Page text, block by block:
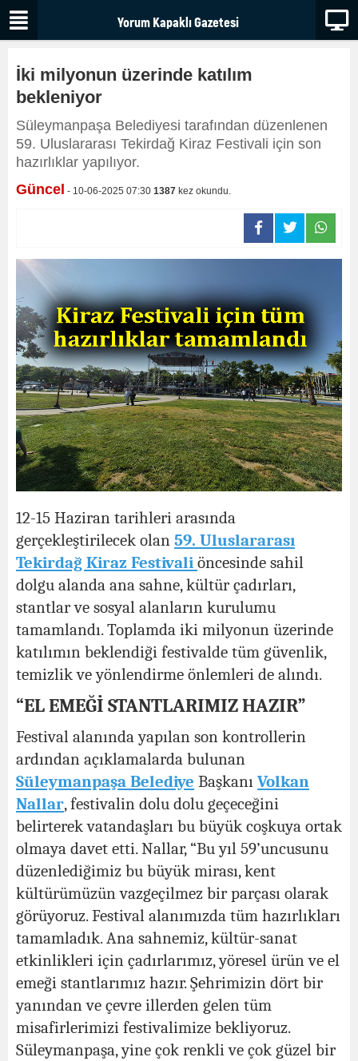
İki milyonun üzerinde katılım
bekleniyor
Süleymanpaşa Belediyesi tarafından düzenlenen
59. Uluslararası Tekirdağ Kiraz Festivali için son
hazırlıklar yapılıyor.
Güncel - 10-06-2025 07:30 1387 kez okundu.
12-15 Haziran tarihleri arasında
gerçekleştirilecek olan 59. Uluslararası
Tekirdağ Kiraz Festivali öncesinde sahil
dolgu alanda ana sahne, kültür çadırları,
stantlar ve sosyal alanların kurulumu
tamamlandı. Toplamda iki milyonun üzerinde
katılımın beklendiği festivalde tüm güvenlik,
temizlik ve yönlendirme önlemleri de alındı.
“EL EMEĞİ STANTLARIMIZ HAZIR”
Festival alanında yapılan son kontrollerin
ardından açıklamalarda bulunan
Süleymanpaşa Belediye Başkanı Volkan
Nallar, festivalin dolu dolu geçeceğini
belirterek vatandaşları bu büyük coşkuya ortak
olmaya davet etti. Nallar, “Bu yıl 59’uncusunu
düzenlediğimiz bu büyük mirası, kent
kültürümüzün vazgeçilmez bir parçası olarak
görüyoruz. Festival alanımızda tüm hazırlıkları
tamamladık. Ana sahnemiz, kültür-sanat
etkinlikleri için çadırlarımız, yöresel ürün ve el
emeği stantlarımız hazır. Şehrimizin dört bir
yanından ve çevre illerden gelen tüm
misafirlerimizi festivalimize bekliyoruz.
Süleymanpaşa, yine çok renkli ve çok güzel bir